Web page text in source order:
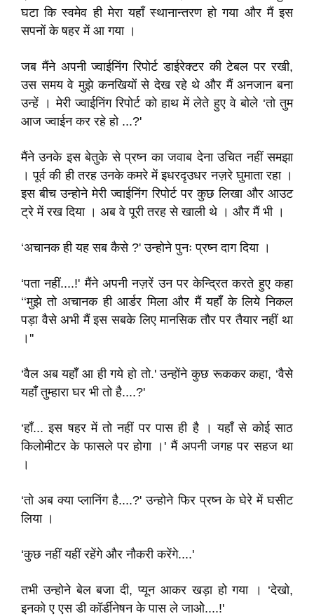
घटा कि स्वमेव ही मेरा यहाँ स्थानान्तरण हो गया और मैं इस
सपनों के षहर में आ गया ।
जब मैंने अपनी ज्वाईनिंग रिपोर्ट डाईरेक्टर की टेबल पर रखी,
उस समय वे मुझे कनखियों से देख रहे थे और मैं अनजान बना
उन्हें । मेरी ज्वाईनिंग रिपोर्ट को हाथ में लेते हुए वे बोले ‘तो तुम
आज ज्वाईन कर रहे हो ...?'
मैंने उनके इस बेतुके से प्रष्न का जवाब देना उचित नहीं समझा
। पूर्व की ही तरह उनके कमरे में इधरदृउधर नज़रे घुमाता रहा ।
इस बीच उन्होने मेरी ज्वाईनिंग रिपोर्ट पर कुछ लिखा और आउट
ट्रे में रख दिया । अब वे पूरी तरह से खाली थे । और मैं भी ।
‘अचानक ही यह सब कैसे ?' उन्होने पुनः प्रष्न दाग दिया ।
‘पता नहीं....!' मैंने अपनी नज़रें उन पर केन्द्रित करते हुए कहा
‘‘मुझे तो अचानक ही आर्डर मिला और मैं यहॉँ के लिये निकल
पड़ा वैसे अभी मैं इस सबके लिए मानसिक तौर पर तैयार नहीं था
।''
‘वैल अब यहॉँ आ ही गये हो तो.' उन्होंने कुछ रूककर कहा, ‘वैसे
यहॉँ तुम्हारा घर भी तो है....?'
‘हाँ... इस षहर में तो नहीं पर पास ही है । यहाँ से कोई साठ
किलोमीटर के फासले पर होगा ।' मैं अपनी जगह पर सहज था
।
‘तो अब क्या प्लानिंग है....?' उन्होने फिर प्रष्न के घेरे में घसीट
लिया ।
‘कुछ नहीं यहीं रहेंगे और नौकरी करेंगे....'
तभी उन्होने बेल बजा दी, प्यून आकर खड़ा हो गया । ‘देखो,
इनको ए एस डी कॉर्डीनेषन के पास ले जाओे....!'